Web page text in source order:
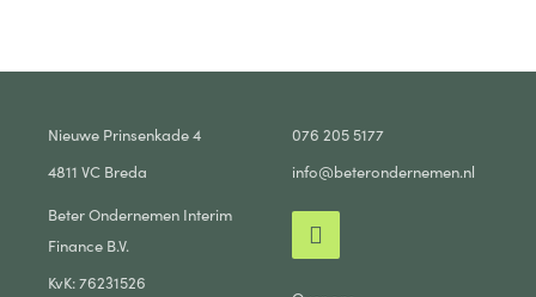
Nieuwe Prinsenkade 4
4811 VC Breda
Beter Ondernemen Interim
Finance B.V.
KvK: 76231526
076 205 5177
info@beterondernemen.nl